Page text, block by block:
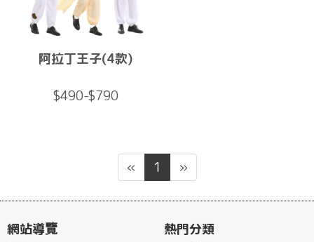
阿拉丁王子(4款)
$490-$790
« 1 »
網站導覽
熱門分類